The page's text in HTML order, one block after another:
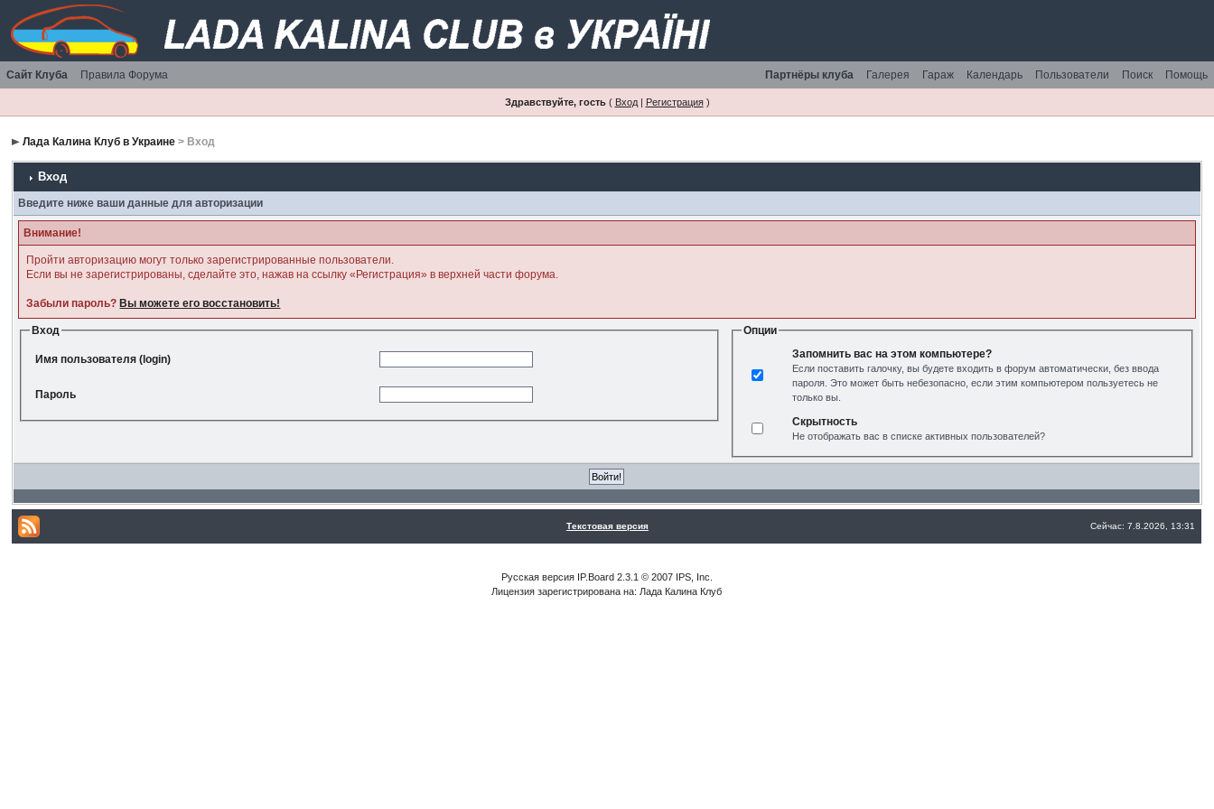
Сайт Клуба Правила Форума Помощь
Поиск
Пользователи
Календарь
Гараж
Галерея
Партнёры клуба
Здравствуйте, гость( Вход| Регистрация)
Лада Калина Клуб в Украине > Вход
Вход
Введите ниже ваши данные для авторизации
Внимание!
Пройти авторизацию могут только зарегистрированные пользователи.
Если вы не зарегистрированы, сделайте это, нажав на ссылку «Регистрация» в верхней части форума.
Забыли пароль? Вы можете его восстановить!
Вход
Имя пользователя (login)
Пароль
Опции
Запомнить вас на этом компьютере?
Если поставить галочку, вы будете входить в форум автоматически, без ввода
пароля. Это может быть небезопасно, если этим компьютером пользуетесь не
только вы.
Скрытность
Не отображать вас в списке активных пользователей?
Текстовая версия Сейчас: 7.8.2026, 13:31
Русская версия IP.Board 2.3.1 © 2007 IPS, Inc.
Лицензия зарегистрирована на: Лада Калина Клуб